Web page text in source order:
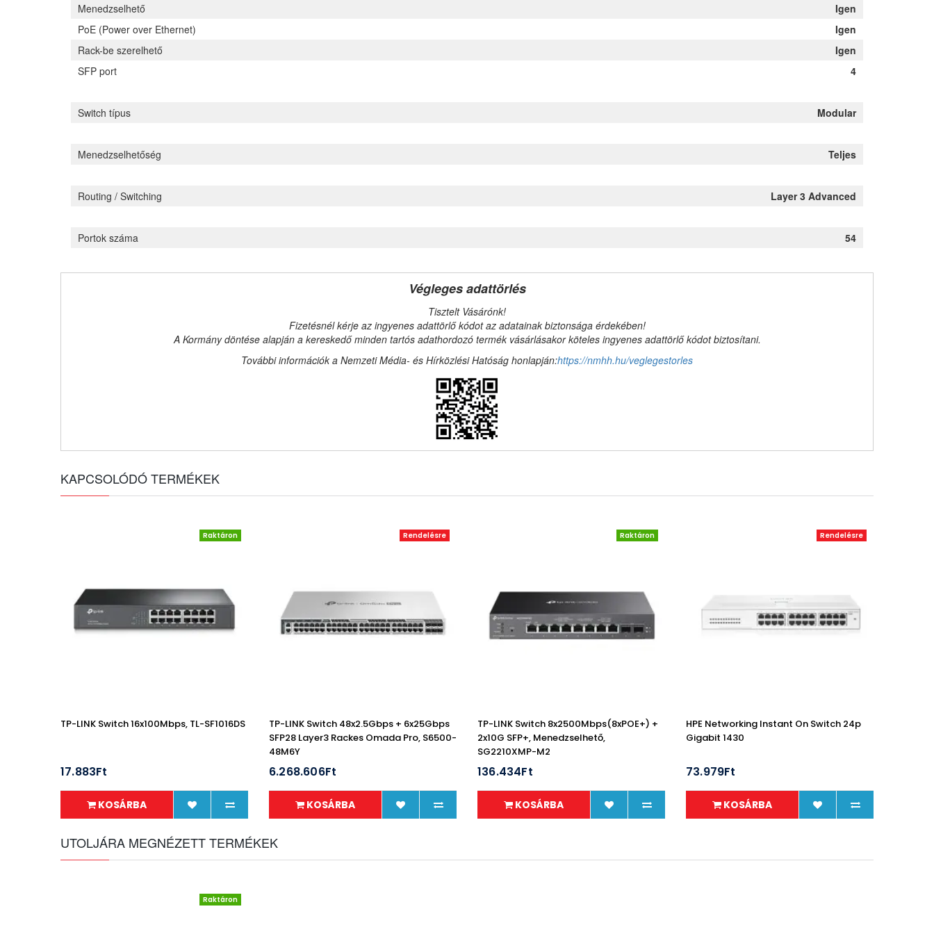
Menedzselhető
Igen
PoE (Power over Ethernet)
Igen
Rack-be szerelhető
Igen
SFP port
4
Switch típus Modular
Menedzselhetőség Teljes
Routing / Switching Layer 3 Advanced
Portok száma 54
Végleges adattörlés
Tisztelt Vásárónk!
Fizetésnél kérje az ingyenes adattörlő kódot az adatainak biztonsága érdekében!
A Kormány döntése alapján a kereskedő minden tartós adathordozó termék vásárlásakor köteles ingyenes adattörlő kódot biztosítani.
További információk a Nemzeti Média- és Hírközlési Hatóság honlapján:https://nmhh.hu/veglegestorles
KAPCSOLÓDÓ TERMÉKEK
Raktáron
TP-LINK Switch 16x100Mbps, TL-SF1016DS
17.883Ft
KOSÁRBA
Rendelésre
TP-LINK Switch 48x2.5Gbps + 6x25Gbps
SFP28 Layer3 Rackes Omada Pro, S6500-
48M6Y
6.268.606Ft
KOSÁRBA
Raktáron
TP-LINK Switch 8x2500Mbps(8xPOE+) +
2x10G SFP+, Menedzselhető,
SG2210XMP-M2
136.434Ft
KOSÁRBA
Rendelésre
HPE Networking Instant On Switch 24p
Gigabit 1430
73.979Ft
KOSÁRBA
UTOLJÁRA MEGNÉZETT TERMÉKEK
Raktáron